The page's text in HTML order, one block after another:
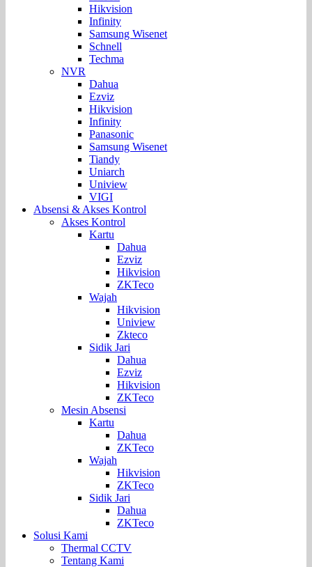
Hikvision
Infinity
Samsung Wisenet
Schnell
Techma
NVR
Dahua
Ezviz
Hikvision
Infinity
Panasonic
Samsung Wisenet
Tiandy
Uniarch
Uniview
VIGI
Absensi & Akses Kontrol
Akses Kontrol
Kartu
Dahua
Ezviz
Hikvision
ZKTeco
Wajah
Hikvision
Uniview
Zkteco
Sidik Jari
Dahua
Ezviz
Hikvision
ZKTeco
Mesin Absensi
Kartu
Dahua
ZKTeco
Wajah
Hikvision
ZKTeco
Sidik Jari
Dahua
ZKTeco
Solusi Kami
Thermal CCTV
Tentang Kami